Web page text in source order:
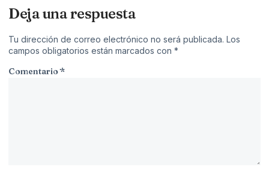
Deja una respuesta
Tu dirección de correo electrónico no será publicada. Los
campos obligatorios están marcados con *
Comentario*